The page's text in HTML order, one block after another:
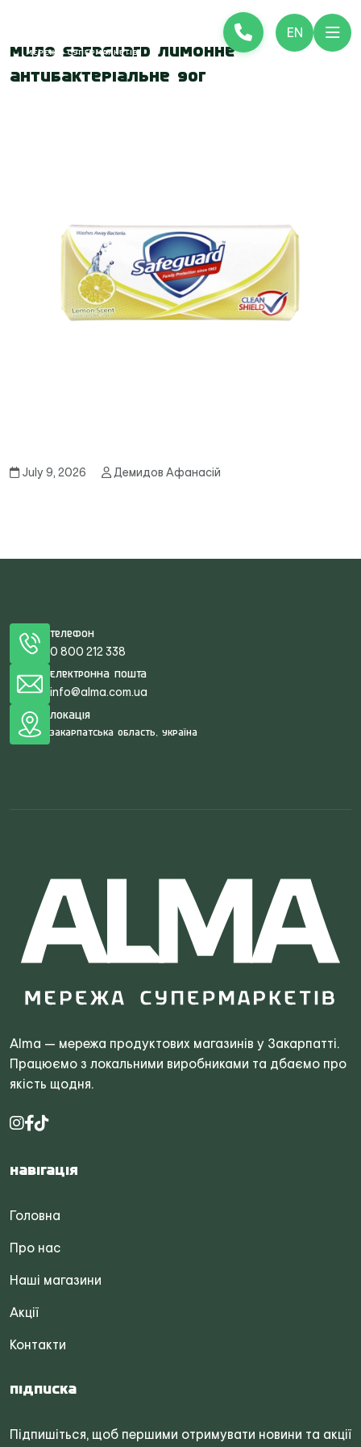
EN
Мило Safeguard Лимонне
антибактеріальне 90г
July 9, 2026 Демидов Афанасій
Телефон
0 800 212 338
Електронна пошта
info@alma.com.ua
Локація
Закарпатська область, Україна
Alma — мережа продуктових магазинів у Закарпатті.
Працюємо з локальними виробниками та дбаємо про
якість щодня.
Навігація
Головна
Про нас
Наші магазини
Акції
Контакти
Підписка
Підпишіться, щоб першими отримувати новини та акції